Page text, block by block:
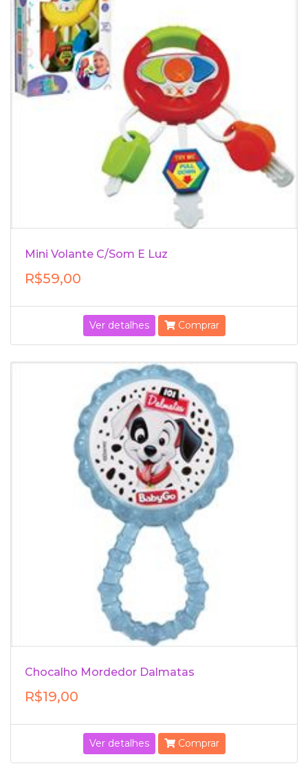
Mini Volante C/Som E Luz
R$59,00
Ver detalhes Comprar
Chocalho Mordedor Dalmatas
R$19,00
Ver detalhes Comprar